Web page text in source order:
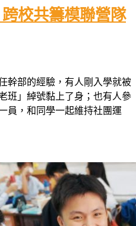
校共籌模聯營隊
幹部的經驗，有人剛入學就被
班」綽號黏上了身；也有人參
員，和同學一起維持社團運